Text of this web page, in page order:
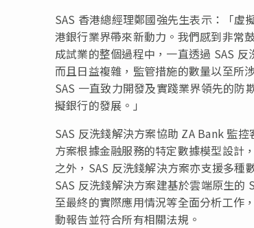
SAS 香港總經理鄭國強先生表示：「
港銀行業界帶來新動力。我們感到非常
成試業的整個過程中，一直透過 SAS
而且日益複雜，監管措施的數量以至所
SAS 一直致力開發及實踐業界領先的
擬銀行的發展。」
SAS 反洗錢解決方案協助 ZA Bank 監
方案根據金融服務的特定數據模型設計
之外，SAS 反洗錢解決方案亦支援多
SAS 反洗錢解決方案建基於雲端原生的
至最終的實際應用情況等全面分析工作
動報告並符合所有相關法規。